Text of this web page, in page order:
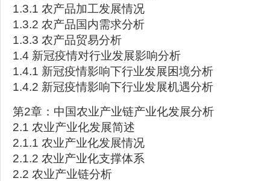
1.3.1 农产品加工发展情况
1.3.2 农产品国内需求分析
1.3.3 农产品贸易分析
1.4 新冠疫情对行业发展影响分析
1.4.1 新冠疫情影响下行业发展困境分析
1.4.2 新冠疫情影响下行业发展机遇分析
第2章：中国农业产业链产业化发展分析
2.1 农业产业化发展简述
2.1.1 农业产业化发展情况
2.1.2 农业产业化支撑体系
2.2 农业产业链分析